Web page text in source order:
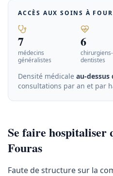
ACCÈS AUX SOINS À
7
médecins
généralistes
6
chirurgiens-
dentistes
Densité médicale au-dessus
consultations par an et par
Se faire hospitaliser
Fouras
Faute de structure sur la